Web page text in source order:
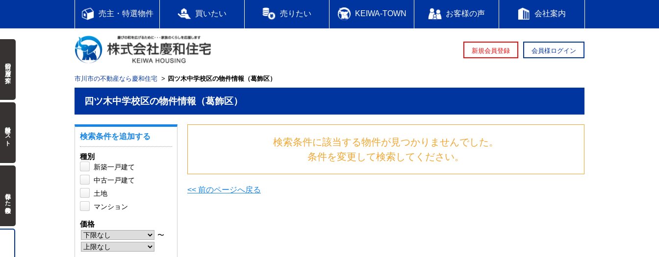
売主・特選物件 買いたい 売りたい KEIWA-TOWN お客様の声 会社案内
新規会員登録 会員様ログイン
市川市の不動産なら慶和住宅 四ツ木中学校区の物件情報（葛飾区）
四ツ木中学校区の物件情報（葛飾区）
検索条件に該当する物件が見つかりませんでした。
条件を変更して検索してください。
<< 前のページへ戻る
検索条件を追加する
種別
新築一戸建て
中古一戸建て
土地
マンション
価格
〜
前回の履歴で探す
検討中リスト
保存した検索条件